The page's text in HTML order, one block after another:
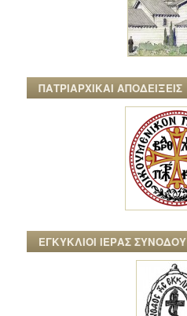
ΠΑΤΡΙΑΡΧΙΚΑΙ ΑΠΟΔΕΙΞΕΙΣ
ΕΓΚΥΚΛΙΟΙ ΙΕΡΑΣ ΣΥΝΟΔΟΥ